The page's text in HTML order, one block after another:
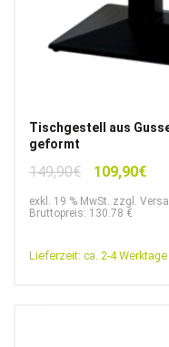
Tischgestell aus
geformt
149,90€
war:
109,90€
ist:
exkl. 19 % MwSt. zzgl.
Bruttopreis: 130.78 €
Lieferzeit: ca. 2-4 Werktage